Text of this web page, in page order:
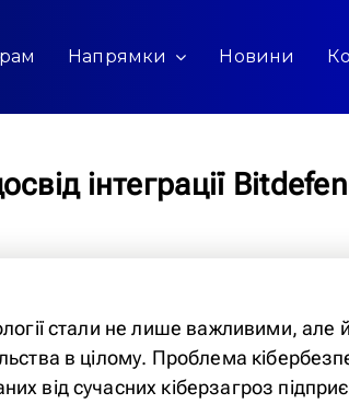
Напрямки Новини
інтеграції
стали не лише важливими,
в цілому. Проблема
від сучасних кіберзагроз